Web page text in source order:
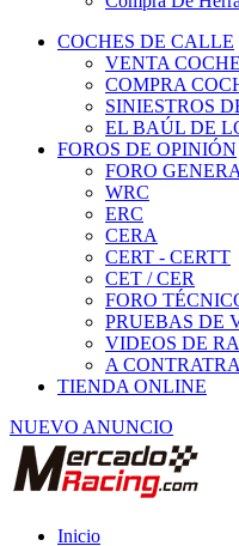
COCHES DE CALLE
VENTA
COMPRA
SINIESTROS
EL BAÚL DE
FOROS DE OPINIÓN
FORO
WRC
ERC
CERA
CERT - CERTT
CET / CER
FORO TÉCNICO
PRUEBAS DE
VIDEOS DE
A
TIENDA ONLINE
NUEVO ANUNCIO
Piezas de Competición